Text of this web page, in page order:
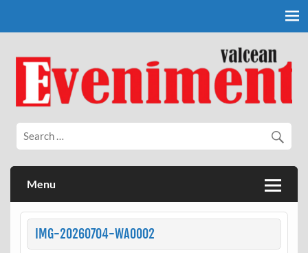
Eveniment Valcean
Menu
IMG-20260704-WA0002